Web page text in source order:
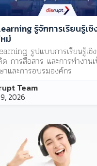
รู้จักการเรียนรู้เ
ม่
รูปแบบการเรียนรู้เชิ
การสื่อสาร และการทำงาน
และการอบรมองค์กร
Team
2026